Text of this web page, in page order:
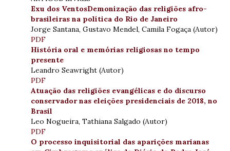
Exu dos VentosDemonização das religiões afro-
brasileiras na política do Rio de Janeiro
Jorge Santana, Gustavo Mendel, Camila Fogaça (Autor)
PDF
História oral e memórias religiosas no tempo
presente
Leandro Seawright (Autor)
PDF
Atuação das religiões evangélicas e do discurso
conservador nas eleições presidenciais de 2018, no
Brasil
Leo Nogueira, Tathiana Salgado (Autor)
PDF
O processo inquisitorial das aparições marianas